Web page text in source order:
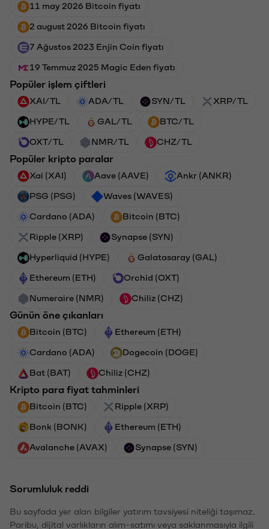
11 may 2026 Bitcoin fiyatı
2 august 2026 Bitcoin fiyatı
7 Ağustos 2023 Enjin Coin fiyatı
19 Temmuz 2025 Magic Eden fiyatı
Popüler işlem çiftleri
XAI/TL ADA/TL SYN/TL XRP/TL
HYPE/TL GAL/TL BTC/TL
OXT/TL NMR/TL CHZ/TL
Popüler kripto paralar
Xai (XAI) Aave (AAVE) Ankr (ANKR)
PSG (PSG) Waves (WAVES)
Cardano (ADA) Bitcoin (BTC)
Ripple (XRP) Synapse (SYN)
Hyperliquid (HYPE) Galatasaray (GAL)
Ethereum (ETH) Orchid (OXT)
Numeraire (NMR) Chiliz (CHZ)
Günün öne çıkanları
Bitcoin (BTC) Ethereum (ETH)
Cardano (ADA) Dogecoin (DOGE)
Bat (BAT) Chiliz (CHZ)
Kripto para fiyat tahminleri
Bitcoin (BTC) Ripple (XRP)
Bonk (BONK) Ethereum (ETH)
Avalanche (AVAX) Synapse (SYN)
Sorumluluk reddi
Bu sayfada yer alan bilgiler yatırım tavsiyesi niteliği taşımaz.
Paribu, dijital varlıkların alım-satımı veya saklanmasıyla ilgili